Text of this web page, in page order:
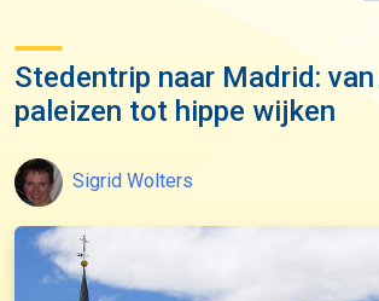
Stedentrip naar Madrid:
paleizen tot hippe wijken
Sigrid Wolters